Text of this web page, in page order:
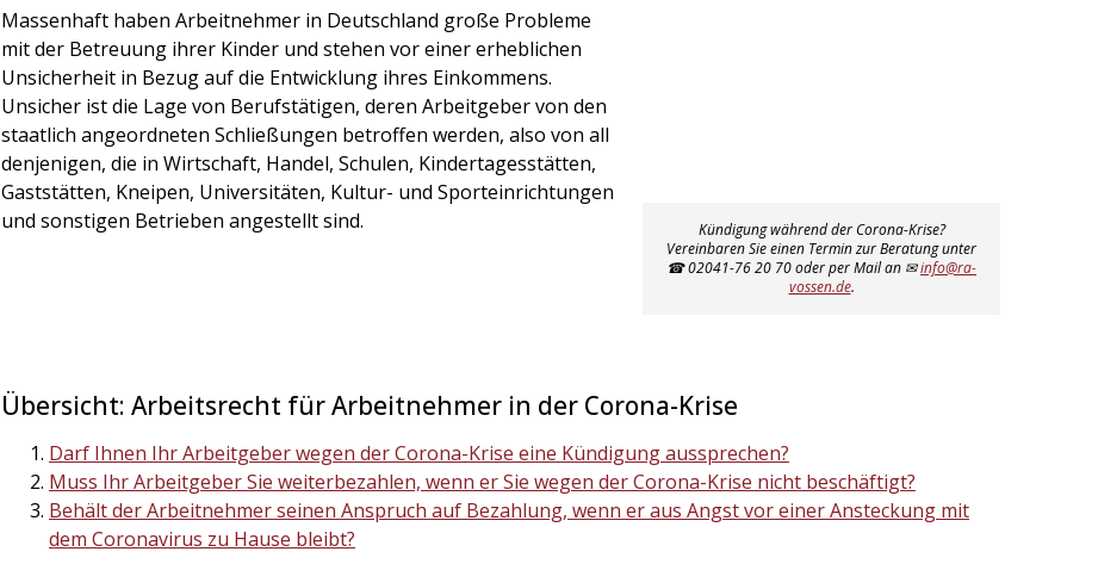
Kündigung während der Corona-Krise?
Vereinbaren Sie einen Termin zur Beratung unter
☎ 02041-76 20 70 oder per Mail an ✉info@ra-
vossen.de.
Massenhaft haben Arbeitnehmer in Deutschland große Probleme
mit der Betreuung ihrer Kinder und stehen vor einer erheblichen
Unsicherheit in Bezug auf die Entwicklung ihres Einkommens.
Unsicher ist die Lage von Berufstätigen, deren Arbeitgeber von den
staatlich angeordneten Schließungen betroffen werden, also von all
denjenigen, die in Wirtschaft, Handel, Schulen, Kindertagesstätten,
Gaststätten, Kneipen, Universitäten, Kultur- und Sporteinrichtungen
und sonstigen Betrieben angestellt sind.
Übersicht: Arbeitsrecht für Arbeitnehmer in der Corona-Krise
Darf Ihnen Ihr Arbeitgeber wegen der Corona-Krise eine Kündigung aussprechen?
Muss Ihr Arbeitgeber Sie weiterbezahlen, wenn er Sie wegen der Corona-Krise nicht beschäftigt?
Behält der Arbeitnehmer seinen Anspruch auf Bezahlung, wenn er aus Angst vor einer Ansteckung mit
dem Coronavirus zu Hause bleibt?